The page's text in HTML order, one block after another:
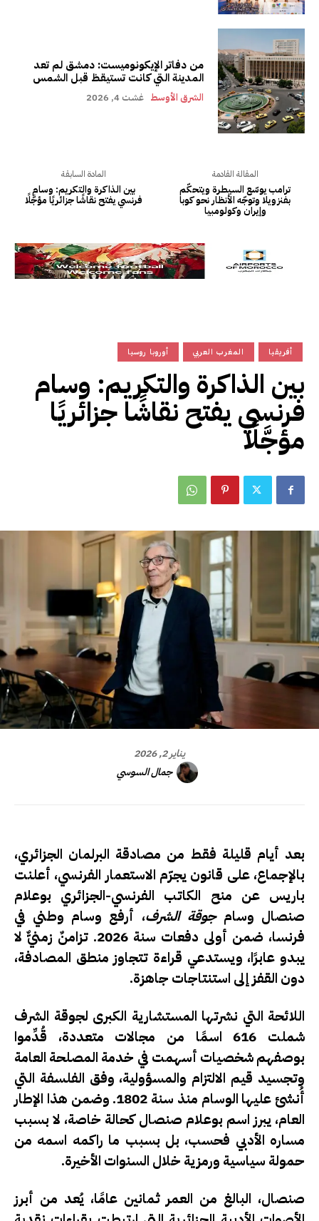
من دفاتر الإيكونوميست: دمشق لم تعد
المدينة التي كانت تستيقظ قبل الشمس
الشرق الأوسط غشت 4, 2026
المادة السابقة
بين الذاكرة والتكريم: وسام
فرنسي يفتح نقاشًا جزائريًا مؤجَّلًا
المقالة القادمة
ترامب يوسّع السيطرة ويتحكّم
بفنزويلا وتوجّه الأنظار نحو كوبا
وإيران وكولومبيا